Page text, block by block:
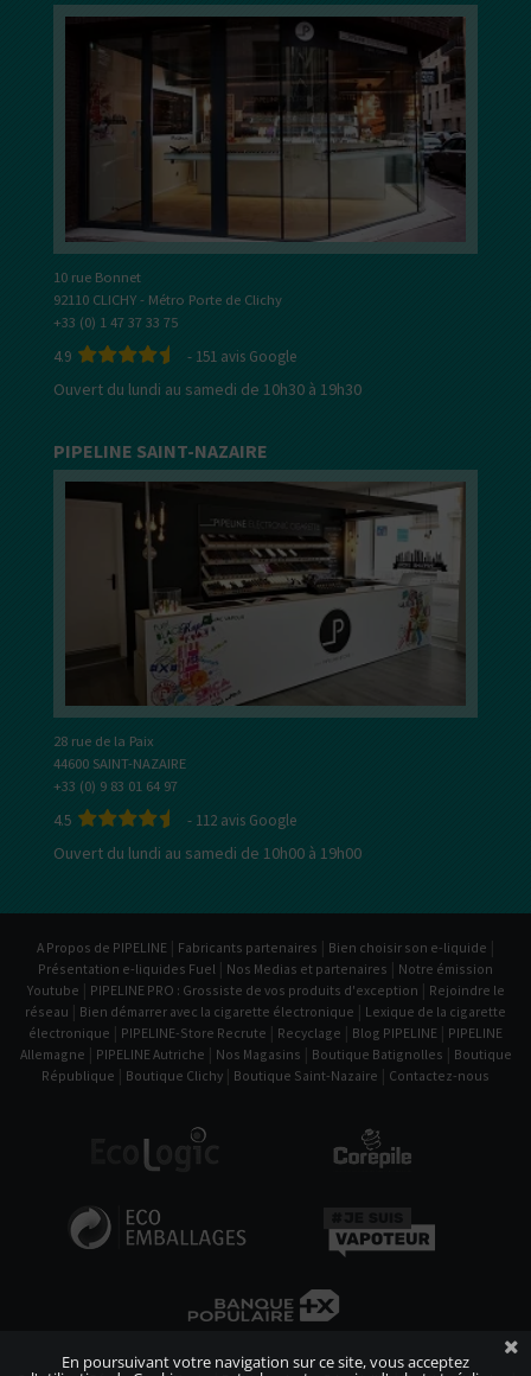
10 rue Bonnet
92110 CLICHY - Métro Porte de Clichy
+33 (0) 1 47 37 33 75
4.9 - 151 avis Google
Ouvert du lundi au samedi de 10h30 à 19h30
PIPELINE SAINT-NAZAIRE
28 rue de la Paix
44600 SAINT-NAZAIRE
+33 (0) 9 83 01 64 97
4.5 - 112 avis Google
Ouvert du lundi au samedi de 10h00 à 19h00
A Propos de PIPELINE | Fabricants partenaires | Bien choisir son e-liquide |
Présentation e-liquides Fuel | Nos Medias et partenaires | Notre émission
Youtube | PIPELINE PRO : Grossiste de vos produits d'exception | Rejoindre le
réseau | Bien démarrer avec la cigarette électronique | Lexique de la cigarette
électronique | PIPELINE-Store Recrute | Recyclage | Blog PIPELINE | PIPELINE
Allemagne | PIPELINE Autriche | Nos Magasins | Boutique Batignolles | Boutique
République | Boutique Clichy | Boutique Saint-Nazaire | Contactez-nous
En poursuivant votre navigation sur ce site, vous acceptez